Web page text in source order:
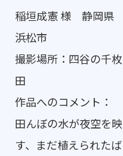
稲垣成憲 様 静岡県
浜松市
撮影場所：四谷の千枚
田
作品へのコメント：
田んぼの水が夜空を映
す、まだ植えられたば